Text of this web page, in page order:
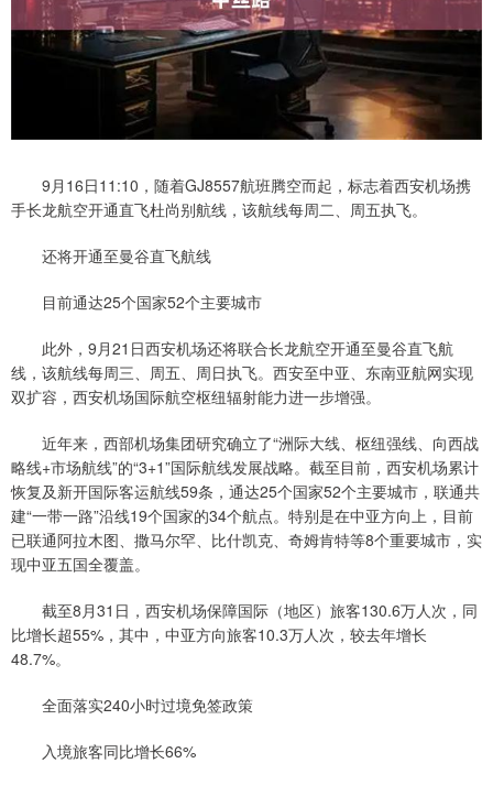
9月16日11:10，随着GJ8557航班腾空而起，标志着西安机场携
手长龙航空开通直飞杜尚别航线，该航线每周二、周五执飞。
还将开通至曼谷直飞航线
目前通达25个国家52个主要城市
此外，9月21日西安机场还将联合长龙航空开通至曼谷直飞航
线，该航线每周三、周五、周日执飞。西安至中亚、东南亚航网实现
双扩容，西安机场国际航空枢纽辐射能力进一步增强。
近年来，西部机场集团研究确立了“洲际大线、枢纽强线、向西战
略线+市场航线”的“3+1”国际航线发展战略。截至目前，西安机场累计
恢复及新开国际客运航线59条，通达25个国家52个主要城市，联通共
建“一带一路”沿线19个国家的34个航点。特别是在中亚方向上，目前
已联通阿拉木图、撒马尔罕、比什凯克、奇姆肯特等8个重要城市，实
现中亚五国全覆盖。
截至8月31日，西安机场保障国际（地区）旅客130.6万人次，同
比增长超55%，其中，中亚方向旅客10.3万人次，较去年增长
48.7%。
全面落实240小时过境免签政策
入境旅客同比增长66%